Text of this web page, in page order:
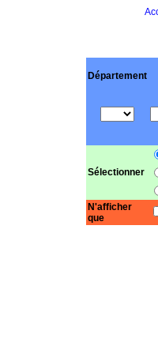
Département
Sélectionner
N'afficher
que